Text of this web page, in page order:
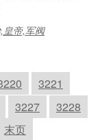
皇帝,军阀
3221
3227
3228
末页